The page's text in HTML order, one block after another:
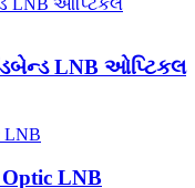
LNB ઓપ્ટિકલ
LNB